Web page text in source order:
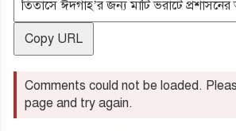
Copy URL
Comments could not be loaded.
page and try again.